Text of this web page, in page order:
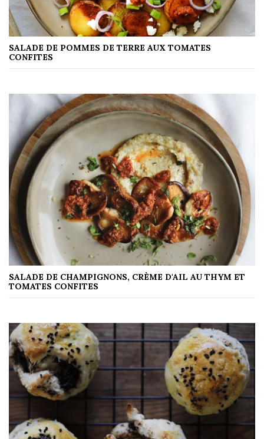
SALADE DE POMMES DE TERRE AUX TOMATES
CONFITES
SALADE DE CHAMPIGNONS, CRÈME D'AIL AU THYM ET
TOMATES CONFITES